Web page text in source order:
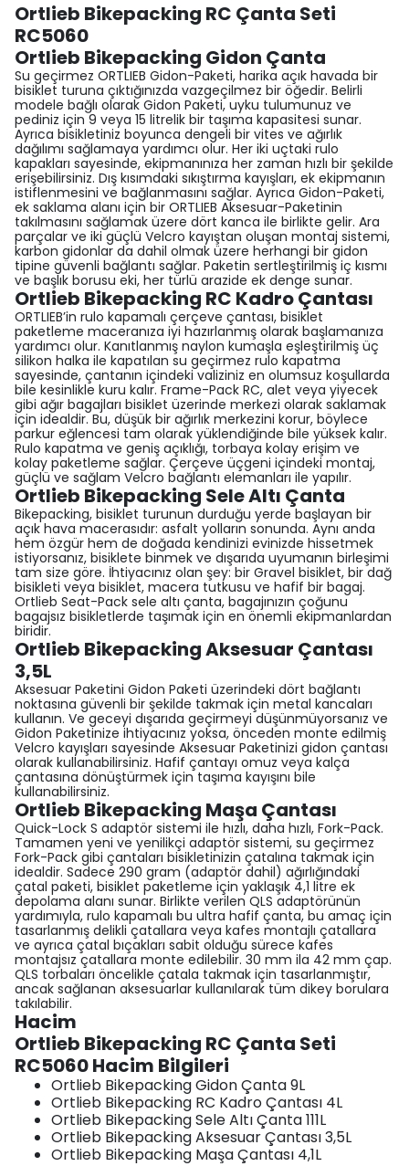
Ortlieb Bikepacking RC Çanta Seti
RC5060
Ortlieb Bikepacking Gidon Çanta
Su geçirmez ORTLIEB Gidon-Paketi, harika açık havada bir
bisiklet turuna çıktığınızda vazgeçilmez bir öğedir. Belirli
modele bağlı olarak Gidon Paketi, uyku tulumunuz ve
pediniz için 9 veya 15 litrelik bir taşıma kapasitesi sunar.
Ayrıca bisikletiniz boyunca dengeli bir vites ve ağırlık
dağılımı sağlamaya yardımcı olur. Her iki uçtaki rulo
kapakları sayesinde, ekipmanınıza her zaman hızlı bir şekilde
erişebilirsiniz. Dış kısımdaki sıkıştırma kayışları, ek ekipmanın
istiflenmesini ve bağlanmasını sağlar. Ayrıca Gidon-Paketi,
ek saklama alanı için bir ORTLIEB Aksesuar-Paketinin
takılmasını sağlamak üzere dört kanca ile birlikte gelir. Ara
parçalar ve iki güçlü Velcro kayıştan oluşan montaj sistemi,
karbon gidonlar da dahil olmak üzere herhangi bir gidon
tipine güvenli bağlantı sağlar. Paketin sertleştirilmiş iç kısmı
ve başlık borusu eki, her türlü arazide ek denge sunar.
Ortlieb Bikepacking RC Kadro Çantası
ORTLIEB’in rulo kapamalı çerçeve çantası, bisiklet
paketleme maceranıza iyi hazırlanmış olarak başlamanıza
yardımcı olur. Kanıtlanmış naylon kumaşla eşleştirilmiş üç
silikon halka ile kapatılan su geçirmez rulo kapatma
sayesinde, çantanın içindeki valiziniz en olumsuz koşullarda
bile kesinlikle kuru kalır. Frame-Pack RC, alet veya yiyecek
gibi ağır bagajları bisiklet üzerinde merkezi olarak saklamak
için idealdir. Bu, düşük bir ağırlık merkezini korur, böylece
parkur eğlencesi tam olarak yüklendiğinde bile yüksek kalır.
Rulo kapatma ve geniş açıklığı, torbaya kolay erişim ve
kolay paketleme sağlar. Çerçeve üçgeni içindeki montaj,
güçlü ve sağlam Velcro bağlantı elemanları ile yapılır.
Ortlieb Bikepacking Sele Altı Çanta
Bikepacking, bisiklet turunun durduğu yerde başlayan bir
açık hava macerasıdır: asfalt yolların sonunda. Aynı anda
hem özgür hem de doğada kendinizi evinizde hissetmek
istiyorsanız, bisiklete binmek ve dışarıda uyumanın birleşimi
tam size göre. İhtiyacınız olan şey: bir Gravel bisiklet, bir dağ
bisikleti veya bisiklet, macera tutkusu ve hafif bir bagaj.
Ortlieb Seat-Pack sele altı çanta, bagajınızın çoğunu
bagajsız bisikletlerde taşımak için en önemli ekipmanlardan
biridir.
Ortlieb Bikepacking Aksesuar Çantası
3,5L
Aksesuar Paketini Gidon Paketi üzerindeki dört bağlantı
noktasına güvenli bir şekilde takmak için metal kancaları
kullanın. Ve geceyi dışarıda geçirmeyi düşünmüyorsanız ve
Gidon Paketinize ihtiyacınız yoksa, önceden monte edilmiş
Velcro kayışları sayesinde Aksesuar Paketinizi gidon çantası
olarak kullanabilirsiniz. Hafif çantayı omuz veya kalça
çantasına dönüştürmek için taşıma kayışını bile
kullanabilirsiniz.
Ortlieb Bikepacking Maşa Çantası
Quick-Lock S adaptör sistemi ile hızlı, daha hızlı, Fork-Pack.
Tamamen yeni ve yenilikçi adaptör sistemi, su geçirmez
Fork-Pack gibi çantaları bisikletinizin çatalına takmak için
idealdir. Sadece 290 gram (adaptör dahil) ağırlığındaki
çatal paketi, bisiklet paketleme için yaklaşık 4,1 litre ek
depolama alanı sunar. Birlikte verilen QLS adaptörünün
yardımıyla, rulo kapamalı bu ultra hafif çanta, bu amaç için
tasarlanmış delikli çatallara veya kafes montajlı çatallara
ve ayrıca çatal bıçakları sabit olduğu sürece kafes
montajsız çatallara monte edilebilir. 30 mm ila 42 mm çap.
QLS torbaları öncelikle çatala takmak için tasarlanmıştır,
ancak sağlanan aksesuarlar kullanılarak tüm dikey borulara
takılabilir.
Hacim
Ortlieb Bikepacking RC Çanta Seti
RC5060 Hacim Bilgileri
Ortlieb Bikepacking Gidon Çanta 9L
Ortlieb Bikepacking RC Kadro Çantası 4L
Ortlieb Bikepacking Sele Altı Çanta 111L
Ortlieb Bikepacking Aksesuar Çantası 3,5L
Ortlieb Bikepacking Maşa Çantası 4,1L